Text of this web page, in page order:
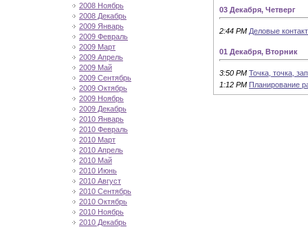
2008 Ноябрь
2008 Декабрь
2009 Январь
2009 Февраль
2009 Март
2009 Апрель
2009 Май
2009 Сентябрь
2009 Октябрь
2009 Ноябрь
2009 Декабрь
2010 Январь
2010 Февраль
2010 Март
2010 Апрель
2010 Май
2010 Июнь
2010 Август
2010 Сентябрь
2010 Октябрь
2010 Ноябрь
2010 Декабрь
03 Декабря, Четверг
2:44 PM Деловые
01 Декабря, Вторник
3:50 PM Точка, точка,
1:12 PM Планирование